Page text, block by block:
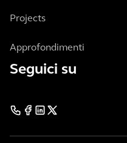
Projects
Approfondimenti
Seguici su